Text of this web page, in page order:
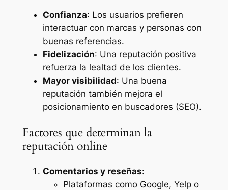
Confianza: Los usuarios prefieren
interactuar con marcas y personas con
buenas referencias.
Fidelización: Una reputación positiva
refuerza la lealtad de los clientes.
Mayor visibilidad: Una buena
reputación también mejora el
posicionamiento en buscadores (SEO).
Factores que determinan la
reputación online
Comentarios y reseñas:
Plataformas como Google, Yelp o